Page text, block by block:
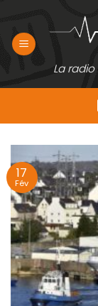
contenu
La radio
17
Fév